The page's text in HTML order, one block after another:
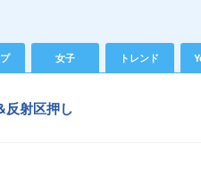
女子 トレンド
反射区押し